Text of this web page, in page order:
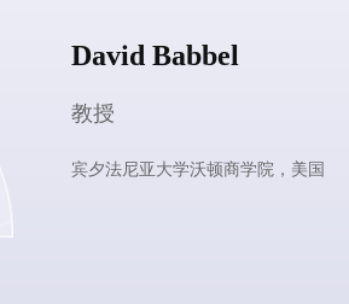
Mark J. Browne
教授
圣约翰大学托宾商学院，美国